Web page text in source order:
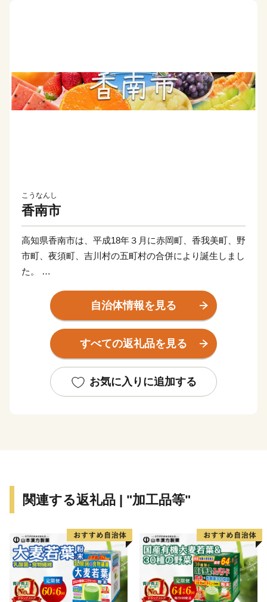
こうなんし
香南市
高知県香南市は、平成18年３月に赤岡町、香我美町、野
市町、夜須町、吉川村の五町村の合併により誕生しまし
た。
山地部からなり、市内を物部川、香宗川などが流れ、美
しい水と緑に包まれた元気で豊かなまちです。
香南市へのご寄附、誠にありがとうございます！
いたします♪
自治体情報を見る
すべての返礼品を見る
お気に入りに追加する
関連する返礼品 | "加工品等"